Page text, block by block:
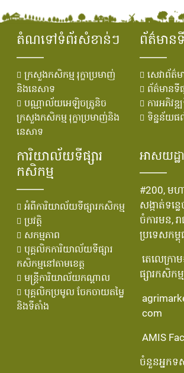
តំណទៅទំព័រសំខាន់ៗ
ក្រសួងកសិកម្ម រុក្ខាប្រមាញ់
និងនេសាទ
បណ្ណាល័យអេឡិចត្រូនិច
ក្រសួងកសិកម្ម រុក្ខាប្រមាញ់និង
នេសាទ
ព័ត៌មាន
សេវាព័ត៌ម
ព័ត៌មានទីផ្
ការអភិវឌ្
ទិន្នន័យផ
ការិយាល័យទីផ្សារ
កសិកម្ម
អំពីការិយាល័យទីផ្សារកសិកម្ម
ប្រវតិ្ត
សកម្មភាព
បុគ្គលិកការិយាល័យទីផ្សារ
កសិកម្មនៅតាមខេត្ត
មន្រ្ដីការិយាល័យកណ្ដាល
បុគ្គលិកប្រមូល ចែកចាយតម្លៃ
និងទីតាំង
អាសយដ្ឋ
#200, មហា
សង្កាត់ទន្ល
ចំការមន, រ
ប្រទេសកម្ពុ
តេលេក្រា
ផ្សារកសិកម្ម
com
AMIS
ចំនួនអ្នកទ